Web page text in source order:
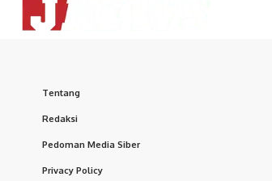
Tentang
Redaksi
Pedoman Media Siber
Privacy Policy